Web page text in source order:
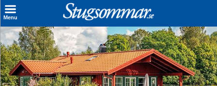
Menu
Sök stuga
Sista Minuten
Genvägar